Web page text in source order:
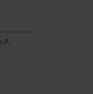
k.A.